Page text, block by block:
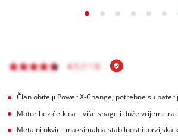
Član obitelji Power X-Change, potrebne su
Motor bez četkica – više snage i duže vrijeme
Metalni okvir - maksimalna stabilnost i torzijska